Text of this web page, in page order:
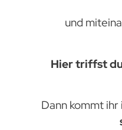
und
Hier triffst
Dann kommt